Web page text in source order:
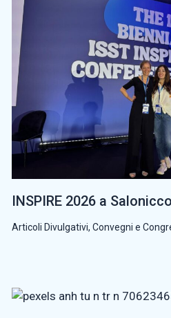
INSPIRE 2026 a Salonicco
Articoli Divulgativi, Convegni e